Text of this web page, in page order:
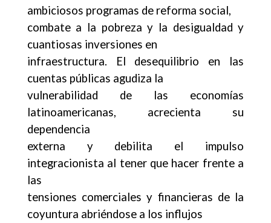
ambiciosos programas de reforma social,
combate a la pobreza y la desigualdad y
cuantiosas inversiones en
infraestructura. El desequilibrio en las
cuentas públicas agudiza la
vulnerabilidad de las economías
latinoamericanas, acrecienta su
dependencia
externa y debilita el impulso
integracionista al tener que hacer frente a
las
tensiones comerciales y financieras de la
coyuntura abriéndose a los influjos